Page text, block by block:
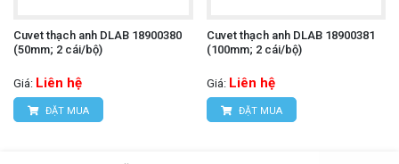
Cuvet thạch anh DLAB 18900380
(50mm; 2 cái/bộ)
Giá: Liên hệ
ĐẶT MUA
Cuvet thạch anh DLAB 18900381
(100mm; 2 cái/bộ)
Giá: Liên hệ
ĐẶT MUA